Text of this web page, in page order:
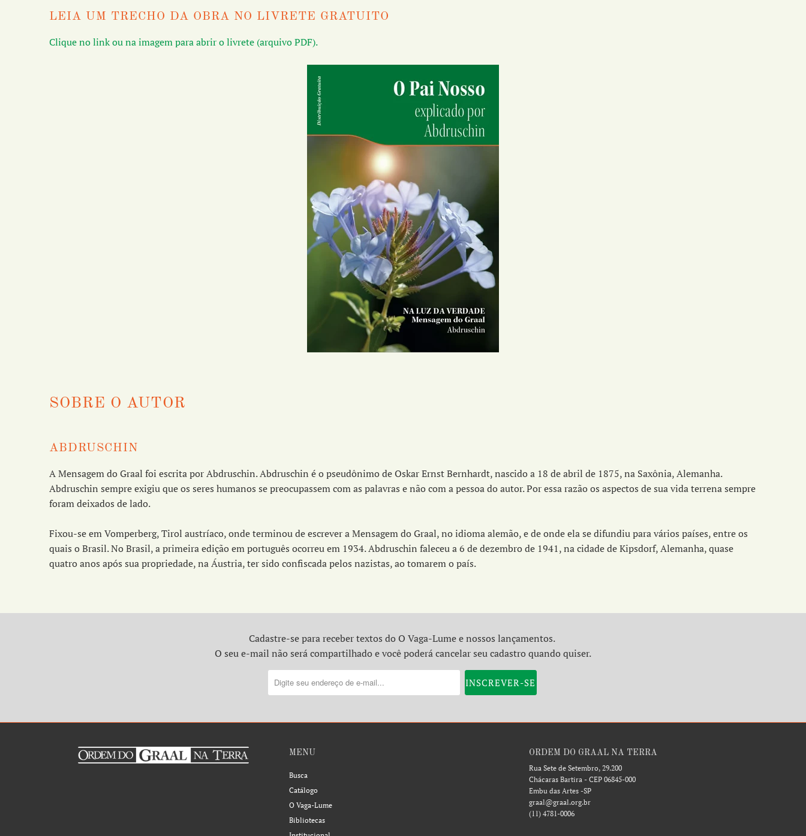
LEIA UM TRECHO DA OBRA NO LIVRETE GRATUITO
Clique no link ou na imagem para abrir o livrete (arquivo PDF).
SOBRE O AUTOR
ABDRUSCHIN
A Mensagem do Graal foi escrita por Abdruschin. Abdruschin é o pseudônimo de Oskar Ernst Bernhardt, nascido a 18 de abril de 1875, na Saxônia, Alemanha.
Abdruschin sempre exigiu que os seres humanos se preocupassem com as palavras e não com a pessoa do autor. Por essa razão os aspectos de sua vida terrena sempre
foram deixados de lado.
Fixou-se em Vomperberg, Tirol austríaco, onde terminou de escrever a Mensagem do Graal, no idioma alemão, e de onde ela se difundiu para vários países, entre os
quais o Brasil. No Brasil, a primeira edição em português ocorreu em 1934. Abdruschin faleceu a 6 de dezembro de 1941, na cidade de Kipsdorf, Alemanha, quase
quatro anos após sua propriedade, na Áustria, ter sido confiscada pelos nazistas, ao tomarem o país.
Cadastre-se para receber textos do O Vaga-Lume e nossos lançamentos.
O seu e-mail não será compartilhado e você poderá cancelar seu cadastro quando quiser.
MENU
Busca
Catálogo
O Vaga-Lume
Bibliotecas
ORDEM DO GRAAL NA TERRA
Rua Sete de Setembro, 29.200
Chácaras Bartira - CEP 06845-000
Embu das Artes -SP
graal@graal.org.br
(11) 4781-0006